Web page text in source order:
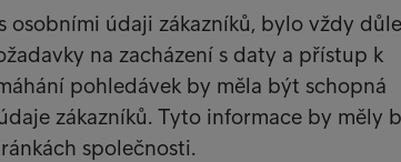
osobními údaji zákazníků, bylo vždy
na zacházení s daty a přístup k
pohledávek by měla být schopná
zákazníků. Tyto informace by měly
společnosti.